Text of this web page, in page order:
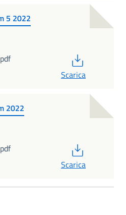
5 2022
Scarica
2022
Scarica